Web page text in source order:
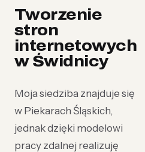
Tworzenie
stron
internetowych
w Świdnicy
Moja siedziba znajduje się
w Piekarach Śląskich,
jednak dzięki modelowi
pracy zdalnej realizuję